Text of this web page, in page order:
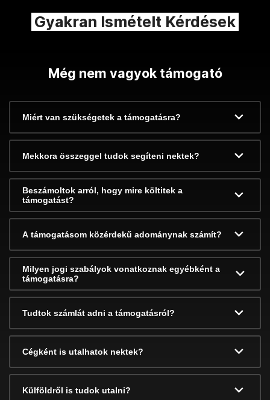
Gyakran Ismételt Kérdések
Még nem vagyok támogató
Miért van szükségetek a támogatásra?
Mekkora összeggel tudok segíteni nektek?
Beszámoltok arról, hogy mire költitek a
támogatást?
A támogatásom közérdekű adománynak számít?
Milyen jogi szabályok vonatkoznak egyébként a
támogatásra?
Tudtok számlát adni a támogatásról?
Cégként is utalhatok nektek?
Külföldről is tudok utalni?